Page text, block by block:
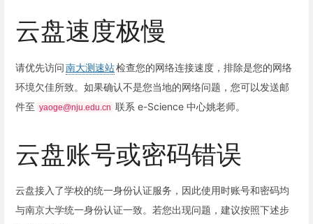
云盘速度极慢
请优先访问南大测速站检查您的网络连接速度，排除是您的网络
环境欠佳所致。如果确认不是您当地的网络问题，您可以发送邮
件至 yaoge@nju.edu.cn 联系 e-Science 中心姚老师。
云盘账号或密码错误
云盘接入了学校的统一身份认证服务，因此使用时账号和密码均
与南京大学统一身份认证一致。若您出现问题，建议按照下述步